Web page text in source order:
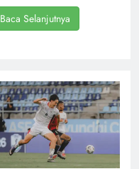
Baca Selanjutnya